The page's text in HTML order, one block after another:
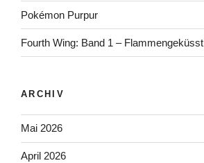
Pokémon Purpur
Fourth Wing: Band 1 – Flammengeküsst
ARCHIV
Mai 2026
April 2026